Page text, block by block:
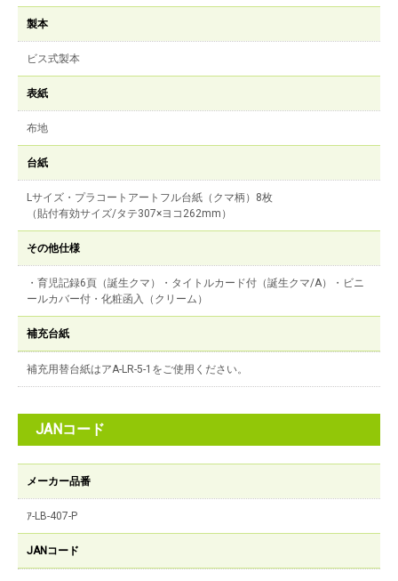
製本
ビス式製本
表紙
布地
台紙
Lサイズ・プラコートアートフル台紙（クマ柄）8枚
（貼付有効サイズ/タテ307×ヨコ262mm）
その他仕様
・育児記録6頁（誕生クマ）・タイトルカード付（誕生クマ/A）・ビニ
ールカバー付・化粧函入（クリーム）
補充台紙
補充用替台紙はアA-LR-5-1をご使用ください。
JANコード
メーカー品番
ｱ-LB-407-P
JANコード